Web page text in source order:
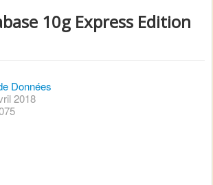
10g Express Edition
Données
2018